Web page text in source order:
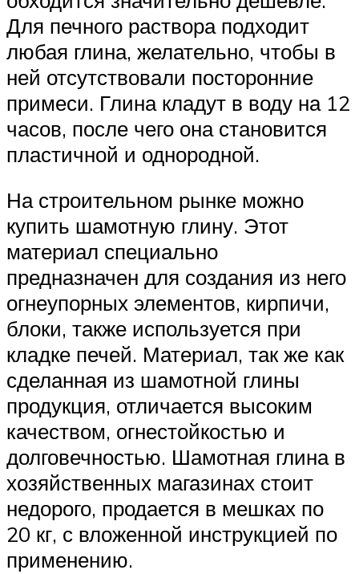
Для печного раствора подходит
любая глина, желательно, чтобы в
ней отсутствовали посторонние
примеси. Глина кладут в воду на 12
часов, после чего она становится
пластичной и однородной.
На строительном рынке можно
купить шамотную глину. Этот
материал специально
предназначен для создания из него
огнеупорных элементов, кирпичи,
блоки, также используется при
кладке печей. Материал, так же как
сделанная из шамотной глины
продукция, отличается высоким
качеством, огнестойкостью и
долговечностью. Шамотная глина в
хозяйственных магазинах стоит
недорого, продается в мешках по
20 кг, с вложенной инструкцией по
применению.